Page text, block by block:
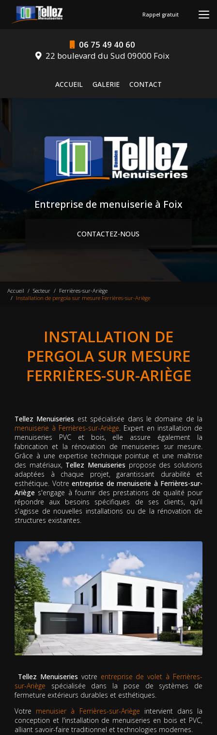
contenu
06 75 49 40 60
22 boulevard du Sud 09000 Foix
ACCUEIL
GALERIE CONTACT
Rappel gratuit
Entreprise de menuiserie à Foix
CONTACTEZ-NOUS
Accueil Secteur
Ferrières-sur-Ariège
Installation de pergola sur mesure Ferrières-sur-Ariège
INSTALLATION DE
PERGOLA SUR MESURE
FERRIÈRES-SUR-ARIÈGE
Tellez Menuiseries est spécialisée dans le domaine de la
menuiserie à Ferrières-sur-Ariège. Expert en installation de
menuiseries PVC et bois, elle assure également la
fabrication et la rénovation de menuiseries sur mesure.
Grâce à une expertise technique pointue et une maîtrise
des matériaux, Tellez Menuiseries propose des solutions
adaptées à chaque projet, garantissant durabilité et
esthétique. Votre entreprise de menuiserie à Ferrières-sur-
Ariège s'engage à fournir des prestations de qualité pour
répondre aux besoins spécifiques de ses clients, qu'il
s'agisse de nouvelles installations ou de la rénovation de
structures existantes.
Tellez Menuiseries votre entreprise de volet à Ferrières-
sur-Ariège spécialisée dans la pose de systèmes de
fermeture extérieurs durables et esthétiques.
Votre menuisier à Ferrières-sur-Ariège intervient dans la
conception et l'installation de menuiseries en bois et PVC,
alliant savoir-faire traditionnel et technologies modernes.